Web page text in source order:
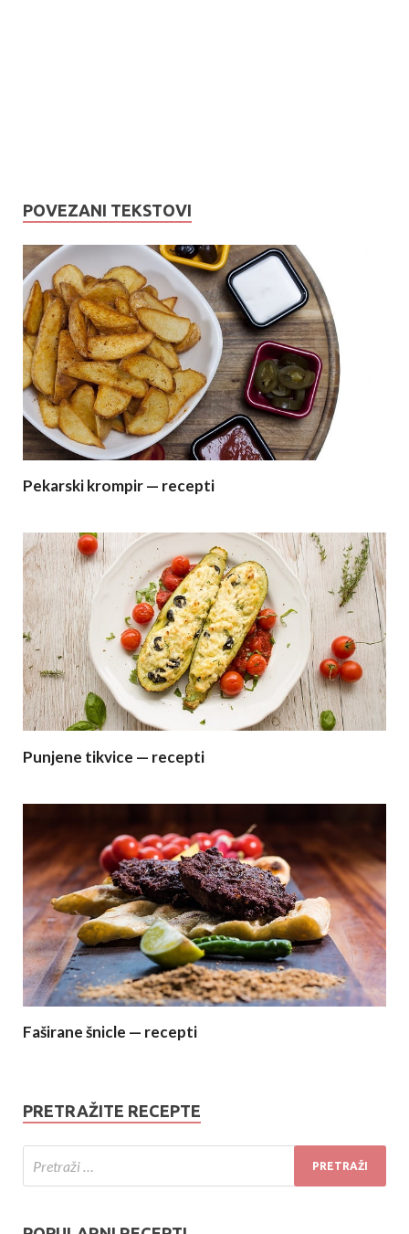
POVEZANI TEKSTOVI
Pekarski krompir — recepti
Punjene tikvice — recepti
Faširane šnicle — recepti
PRETRAŽITE RECEPTE